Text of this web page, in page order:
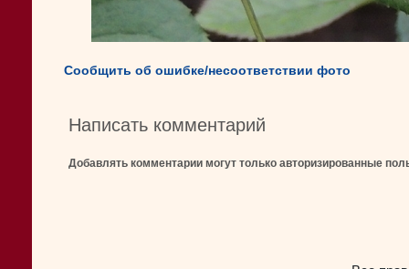
Сообщить об ошибке/несоответствии фото
Написать комментарий
Добавлять комментарии могут только авторизированные